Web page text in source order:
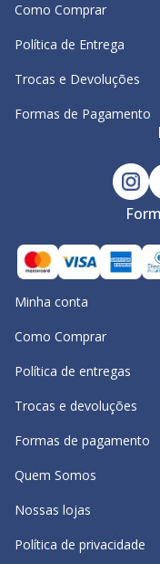
Como Comprar
Política de Entrega
Trocas e Devoluções
Formas de Pagamento
Minha conta
Como Comprar
Política de entregas
Trocas e devoluções
Formas de pagamento
Quem Somos
Nossas lojas
Política de privacidade